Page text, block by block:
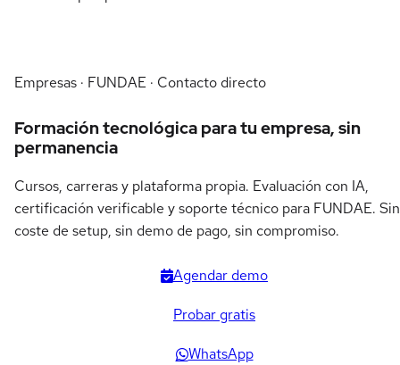
Empresas · FUNDAE · Contacto directo
Formación tecnológica para tu empresa, sin
permanencia
Cursos, carreras y plataforma propia. Evaluación con IA,
certificación verificable y soporte técnico para FUNDAE. Sin
coste de setup, sin demo de pago, sin compromiso.
Agendar demo
Probar gratis
WhatsApp